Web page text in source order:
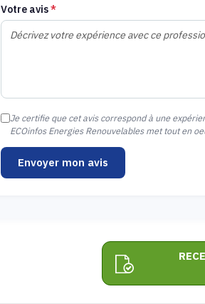
Votre avis*
Je certifie que cet avis correspond à une
ECOinfos Energies Renouvelables met tout en
Envoyer mon avis